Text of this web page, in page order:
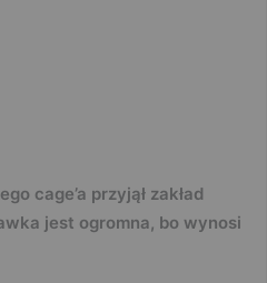
cage’a przyjął zakład
jest ogromna, bo wynosi